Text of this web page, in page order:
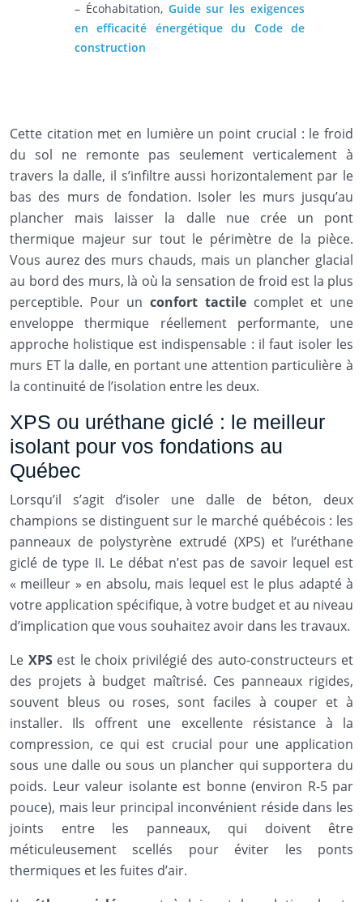
– Écohabitation, Guide sur les exigences
en efficacité énergétique du Code de
construction
Cette citation met en lumière un point crucial : le froid
du sol ne remonte pas seulement verticalement à
travers la dalle, il s’infiltre aussi horizontalement par le
bas des murs de fondation. Isoler les murs jusqu’au
plancher mais laisser la dalle nue crée un pont
thermique majeur sur tout le périmètre de la pièce.
Vous aurez des murs chauds, mais un plancher glacial
au bord des murs, là où la sensation de froid est la plus
perceptible. Pour unconfort tactilecomplet et une
enveloppe thermique réellement performante, une
approche holistique est indispensable : il faut isoler les
murs ET la dalle, en portant une attention particulière à
la continuité de l’isolation entre les deux.
XPS ou uréthane giclé : le meilleur
isolant pour vos fondations au
Québec
Lorsqu’il s’agit d’isoler une dalle de béton, deux
champions se distinguent sur le marché québécois : les
panneaux de polystyrène extrudé (XPS) et l’uréthane
giclé de type II. Le débat n’est pas de savoir lequel est
« meilleur » en absolu, mais lequel est le plus adapté à
votre application spécifique, à votre budget et au niveau
d’implication que vous souhaitez avoir dans les travaux.
Le XPSest le choix privilégié des auto-constructeurs et
des projets à budget maîtrisé. Ces panneaux rigides,
souvent bleus ou roses, sont faciles à couper et à
installer. Ils offrent une excellente résistance à la
compression, ce qui est crucial pour une application
sous une dalle ou sous un plancher qui supportera du
poids. Leur valeur isolante est bonne (environ R-5 par
pouce), mais leur principal inconvénient réside dans les
joints entre les panneaux, qui doivent être
méticuleusement scellés pour éviter les ponts
thermiques et les fuites d’air.